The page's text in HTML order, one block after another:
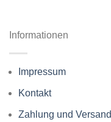
Informationen
Impressum
Kontakt
Zahlung und Versand